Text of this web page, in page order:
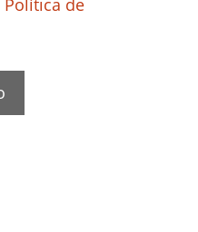
Política de